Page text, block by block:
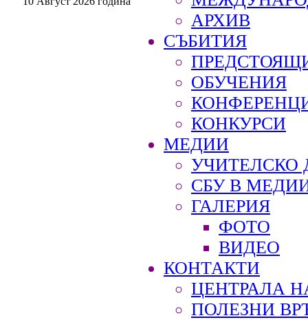
АРХИВ
СЪБИТИЯ
ОБУЧЕНИЯ
КОНКУРСИ
МЕДИИ
УЧИТЕЛСКО
СБУ В
ГАЛЕРИЯ
ФОТО
ВИДЕО
КОНТАКТИ
ЦЕНТРАЛА
ПОЛЕЗНИ